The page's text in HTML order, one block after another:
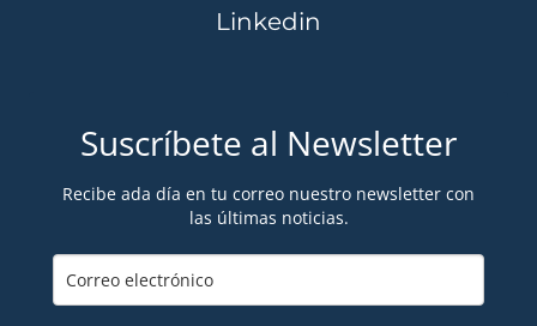
Linkedin
Suscríbete al Newsletter
Recibe ada día en tu correo nuestro newsletter con
las últimas noticias.